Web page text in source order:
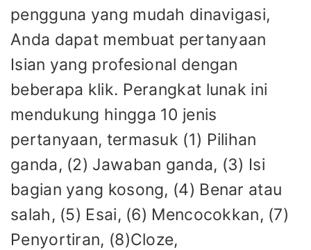
pengguna yang mudah dinavigasi,
Anda dapat membuat pertanyaan
Isian yang profesional dengan
beberapa klik. Perangkat lunak ini
mendukung hingga 10 jenis
pertanyaan, termasuk (1) Pilihan
ganda, (2) Jawaban ganda, (3) Isi
bagian yang kosong, (4) Benar atau
salah, (5) Esai, (6) Mencocokkan, (7)
Penyortiran, (8)Cloze,